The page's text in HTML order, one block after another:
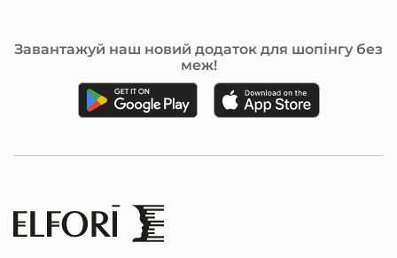
Завантажуй наш новий додаток для шопінгу без
меж!